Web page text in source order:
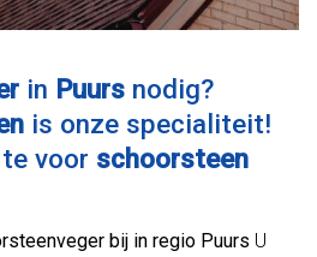
in Puurs nodig?
is onze specialiteit!
voor schoorsteen
bij in regio Puurs U